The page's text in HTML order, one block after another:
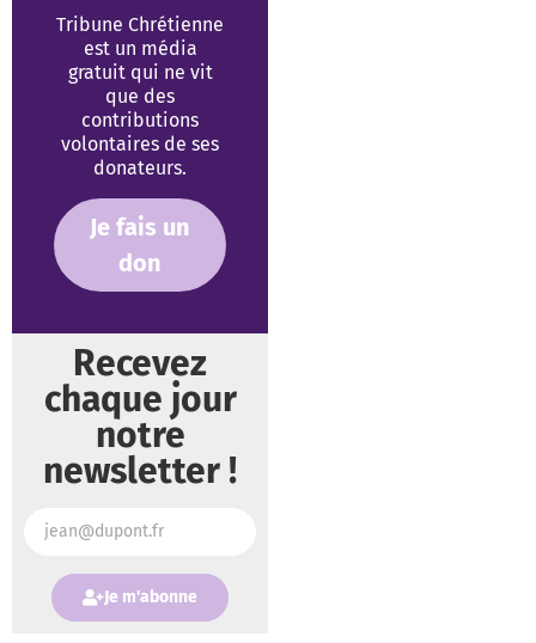
Tribune Chrétienne
est un média
gratuit qui ne vit
que des
contributions
volontaires de ses
donateurs.
Je fais un
don
Recevez
chaque jour
notre
newsletter !
Je m'abonne